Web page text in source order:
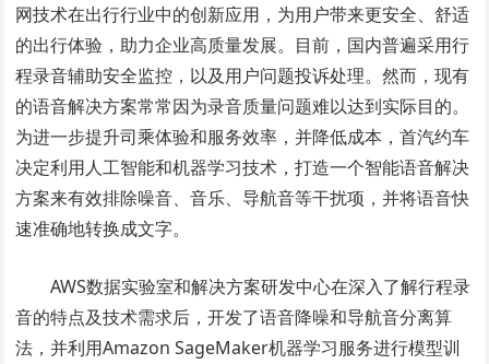
网技术在出行行业中的创新应用，为用户带来更安全、舒适
的出行体验，助力企业高质量发展。目前，国内普遍采用行
程录音辅助安全监控，以及用户问题投诉处理。然而，现有
的语音解决方案常常因为录音质量问题难以达到实际目的。
为进一步提升司乘体验和服务效率，并降低成本，首汽约车
决定利用人工智能和机器学习技术，打造一个智能语音解决
方案来有效排除噪音、音乐、导航音等干扰项，并将语音快
速准确地转换成文字。
AWS数据实验室和解决方案研发中心在深入了解行程录
音的特点及技术需求后，开发了语音降噪和导航音分离算
法，并利用Amazon SageMaker机器学习服务进行模型训